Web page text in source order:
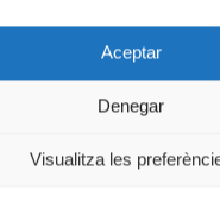
Aceptar
Denegar
Visualitza les
Integramenet inicia el
Santako gràcies al
l’Ajuntament de Santa
Gramenet
Gener a Integramenet:
acompanyament i